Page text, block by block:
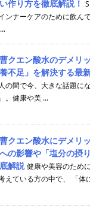
作り方を徹底解説！
インナーケアのために飲ん
クエン酸水のデメリ
不足」を解決する最
の間で今、大きな話題に
。健康や美 ...
クエン酸水にデメリ
の影響や「塩分の摂
解説 健康や美容のため
えている方の中で、 「体